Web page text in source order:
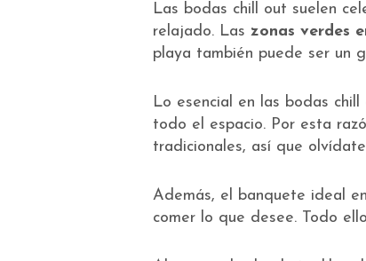
Las bodas chill out suelen
relajado. Las zonas verdes
playa también puede ser un
Lo esencial en las bodas chill
todo el espacio. Por esta
tradicionales, así que
Además, el banquete ideal
comer lo que desee. Todo